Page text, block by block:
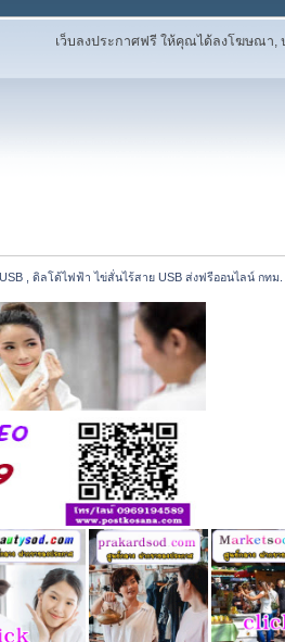
เว็บลงประกาศฟรี ให้คุณได้ลงโฆษณา
, ดิลโด้ไฟฟ้า ไข่สั่นไร้สาย USB ส่งฟรีออนไลน์ กทม.